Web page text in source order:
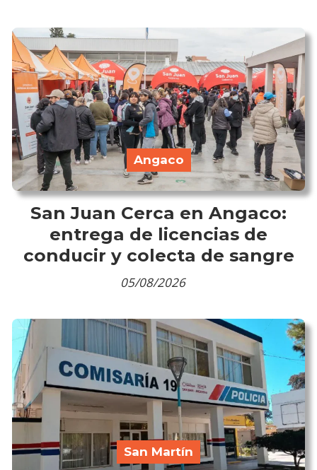
San Juan Cerca en Angaco:
entrega de licencias de
conducir y colecta de sangre
Angaco
05/08/2026
San Martín